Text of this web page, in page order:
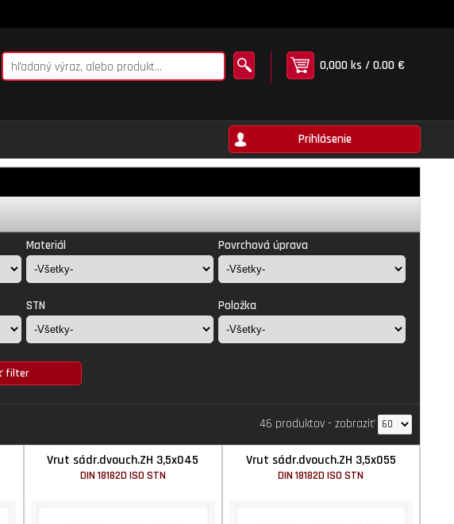
0,000 ks / 0.00 €
Prihlásenie
Materiál Povrchová úprava
STN Položka
46 produktov - zobraziť
Vrut sádr.dvouch.ZH 3,5x045
DIN 18182D ISO STN
Vrut sádr.dvouch.ZH 3,5x055
DIN 18182D ISO STN